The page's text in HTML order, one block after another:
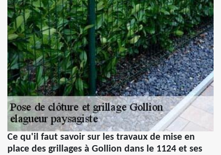
Ce qu'il faut savoir sur les travaux de mise en
place des grillages à Gollion dans le 1124 et ses